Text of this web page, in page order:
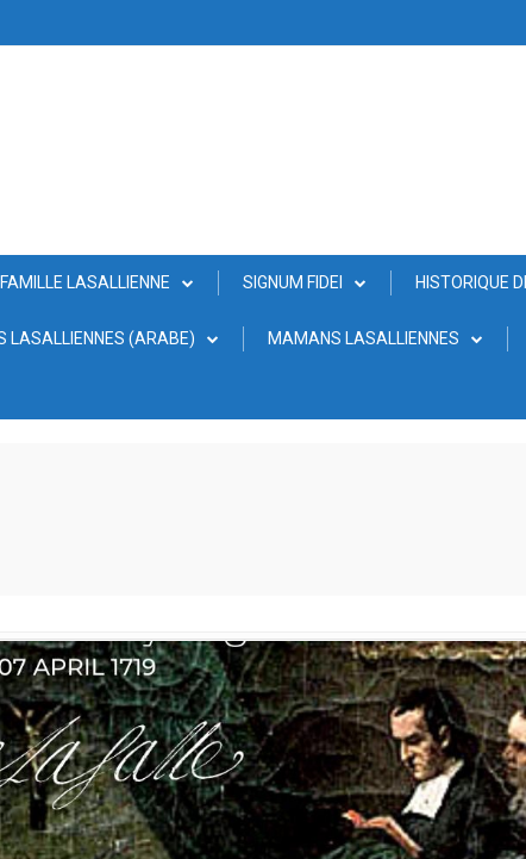
FAMILLE LASALLIENNE SIGNUM FIDEI HISTORIQUE
LASALLIENNES (ARABE) MAMANS LASALLIENNES